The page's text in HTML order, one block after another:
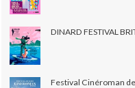
DINARD FESTIVAL
Festival Cinéroman